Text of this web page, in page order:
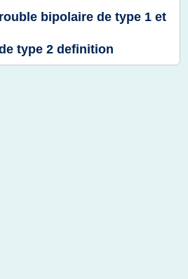
bipolaire de type 1 et
type 2 definition